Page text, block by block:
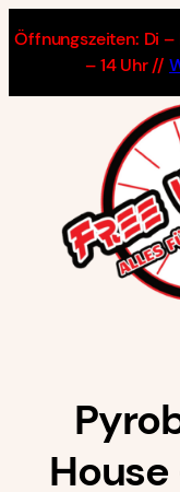
Inhalt
Öffnungszeiten: Di –
– 14 Uhr //